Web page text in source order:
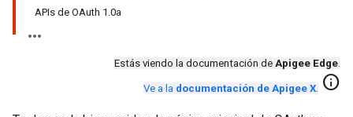
APIs de OAuth 1.0a
Estás viendo la documentación de Apigee Edge.
Ve a la documentación de Apigee X. info